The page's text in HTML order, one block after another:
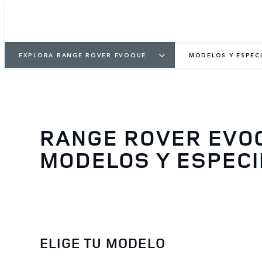
EXPLORA RANGE ROVER EVOQUE MODELOS Y
RANGE ROVER
MODELOS Y
ELIGE TU MODELO